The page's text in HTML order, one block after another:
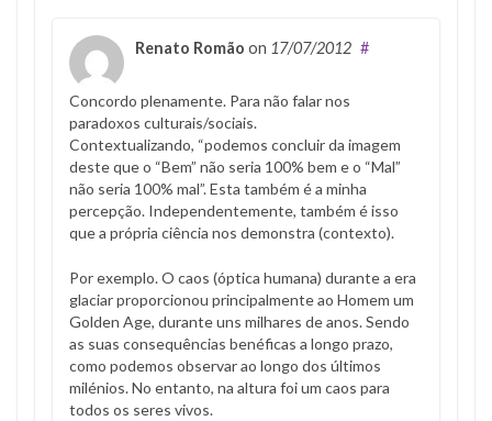
Renato Romão on 17/07/2012 #
Concordo plenamente. Para não falar nos
paradoxos culturais/sociais.
Contextualizando, “podemos concluir da imagem
deste que o “Bem” não seria 100% bem e o “Mal”
não seria 100% mal”. Esta também é a minha
percepção. Independentemente, também é isso
que a própria ciência nos demonstra (contexto).
Por exemplo. O caos (óptica humana) durante a era
glaciar proporcionou principalmente ao Homem um
Golden Age, durante uns milhares de anos. Sendo
as suas consequências benéficas a longo prazo,
como podemos observar ao longo dos últimos
milénios. No entanto, na altura foi um caos para
todos os seres vivos.